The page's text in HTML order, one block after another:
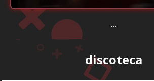
...
discoteca